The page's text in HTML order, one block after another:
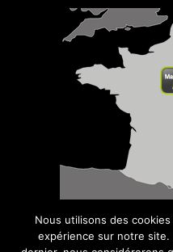
Nous utilisons des
expérience sur notre site.